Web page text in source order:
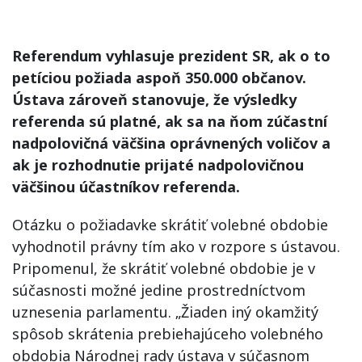
Referendum vyhlasuje prezident SR, ak o to
petíciou požiada aspoň 350.000 občanov.
Ústava zároveň stanovuje, že výsledky
referenda sú platné, ak sa na ňom zúčastní
nadpolovičná väčšina oprávnených voličov a
ak je rozhodnutie prijaté nadpolovičnou
väčšinou účastníkov referenda.
Otázku o požiadavke skrátiť volebné obdobie
vyhodnotil právny tím ako v rozpore s ústavou.
Pripomenul, že skrátiť volebné obdobie je v
súčasnosti možné jedine prostredníctvom
uznesenia parlamentu. „Žiaden iný okamžitý
spôsob skrátenia prebiehajúceho volebného
obdobia Národnej rady ústava v súčasnom